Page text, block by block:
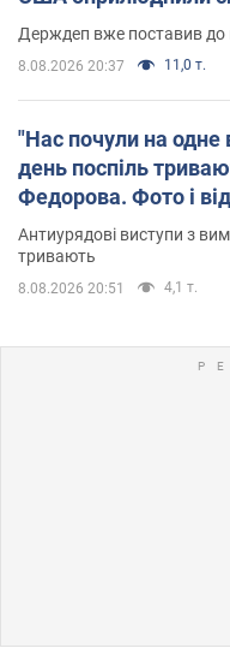
Держдеп вже поставив до
8.08.2026 20:37 11,0 т.
"Нас почули на одне
день поспіль
Федорова. Фото і
Антиурядові виступи з
тривають
8.08.2026 20:51 4,1 т.